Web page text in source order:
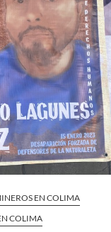
EN COLIMA
COLIMA